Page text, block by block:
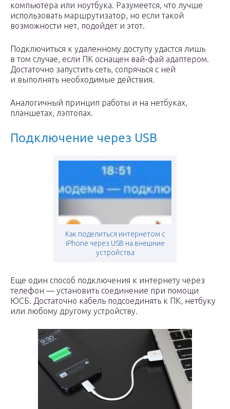
компьютера или ноутбука. Разумеется, что лучше
использовать маршрутизатор, но если такой
возможности нет, подойдет и этот.
Подключиться к удаленному доступу удастся лишь
в том случае, если ПК оснащен вай-фай адаптером.
Достаточно запустить сеть, сопрячься с ней
и выполнять необходимые действия.
Аналогичный принцип работы и на нетбуках,
планшетах, лэптопах.
Подключение через USB
Как поделиться интернетом c
iPhone через USB на внешние
устройства
Еще один способ подключения к интернету через
телефон — установить соединение при помощи
ЮСБ. Достаточно кабель подсоединять к ПК, нетбуку
или любому другому устройству.